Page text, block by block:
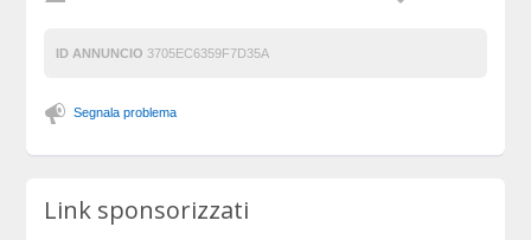
ID ANNUNCIO 3705EC6359F7D35A
Segnala problema
Link sponsorizzati